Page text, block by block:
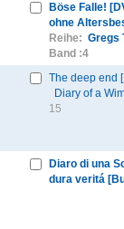
Böse Falle!
ohne
Reihe: Gregs
Band :4
The deep end
Diary of a
15
Diaro di una
dura veritá